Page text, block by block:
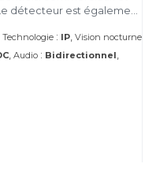
détecteur est également
Technologie : IP Vision nocturne
Audio : Bidirectionnel